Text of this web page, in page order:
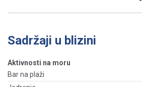
Sadržaji u blizini
Aktivnosti na moru
Bar na plaži